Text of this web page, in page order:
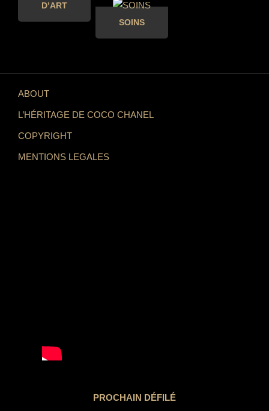
D’ART
SOINS
ABOUT
L’HÉRITAGE DE COCO CHANEL
COPYRIGHT
MENTIONS LEGALES
PROCHAIN DÉFILÉ